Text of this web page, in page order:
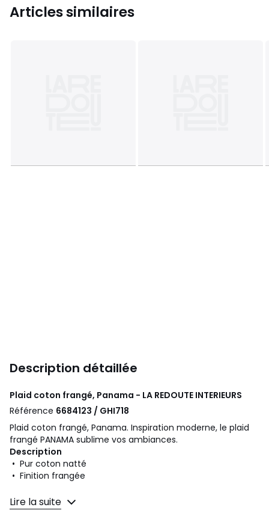
Articles similaires
Description détaillée
Plaid coton frangé, Panama - LA REDOUTE INTERIEURS
Référence 6684123 / GHI718
Plaid coton frangé, Panama. Inspiration moderne, le plaid
frangé PANAMA sublime vos ambiances.
Description
• Pur coton natté
• Finition frangée
Dimensions
• 140 x 200 cm
Lire la suite